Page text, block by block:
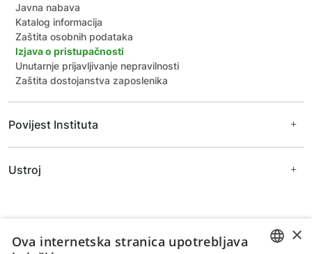
Javna nabava
Katalog informacija
Zaštita osobnih podataka
Izjava o pristupačnosti
Unutarnje prijavljivanje nepravilnosti
Zaštita dostojanstva zaposlenika
Povijest Instituta
Prijašnji djelatnici
Ustroj
×
Ova internetska stranica upotrebljava